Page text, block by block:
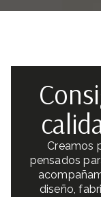
Creamos
pensados
diseño,